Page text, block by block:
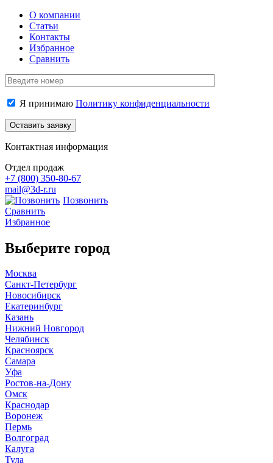
О компании
Статьи
Контакты
Избранное
Сравнить
Я принимаю Политику конфиденциальности
Контактная информация
Отдел продаж
+7 (800) 350-80-67
mail@3d-r.ru
Позвонить
Сравнить
Избранное
Выберите город
Москва
Санкт-Петербург
Новосибирск
Екатеринбург
Казань
Нижний Новгород
Челябинск
Красноярск
Самара
Уфа
Ростов-на-Дону
Омск
Краснодар
Воронеж
Пермь
Волгоград
Калуга
Тула